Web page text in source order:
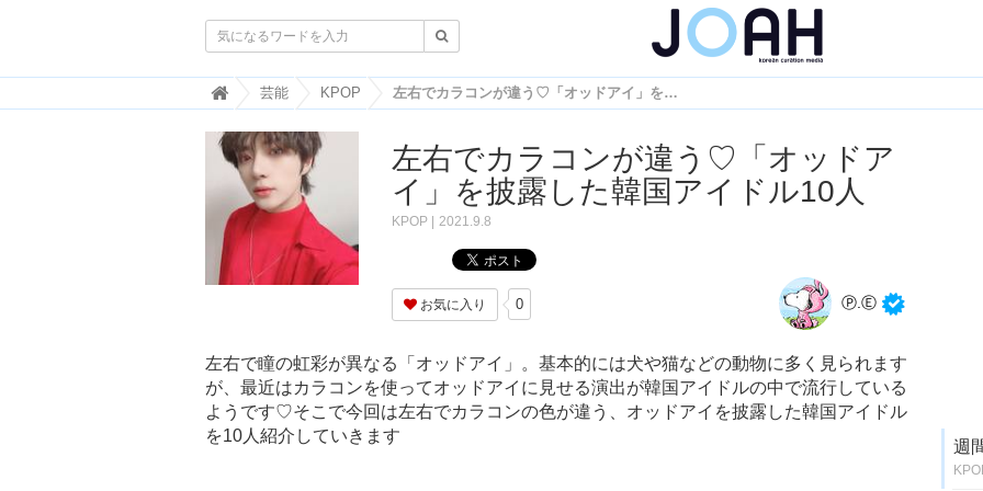
韓
国
ト
レ
ン
情
報
韓
国
O
A
H
芸能 KPOP 左右でカラコンが違う♡「オッドアイ」を披露した韓国アイドル10人
左右でカラコンが違う♡「オッドア
イ」を披露した韓国アイドル10人
KPOP 2021.9.8
お気に入り 0 Ⓟ.Ⓔ
左右で瞳の虹彩が異なる「オッドアイ」。基本的には犬や猫などの動物に多く見られます
が、最近はカラコンを使ってオッドアイに見せる演出が韓国アイドルの中で流行している
ようです♡そこで今回は左右でカラコンの色が違う、オッドアイを披露した韓国アイドル
を10人紹介していきます
週